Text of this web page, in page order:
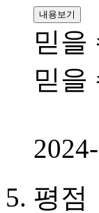
내용보기
믿을
믿을
평점